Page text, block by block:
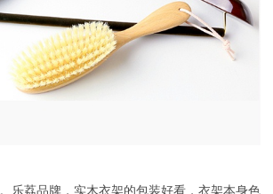
。乐荔品牌，实木衣架的包装好看，衣架本身色